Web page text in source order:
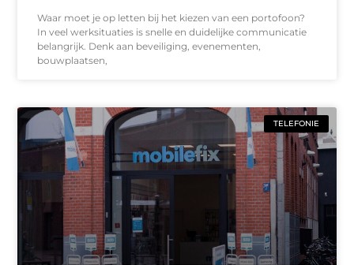
Waar moet je op letten bij het kiezen van een portofoon?
In veel werksituaties is snelle en duidelijke communicatie
belangrijk. Denk aan beveiliging, evenementen,
bouwplaatsen,
TELEFONIE